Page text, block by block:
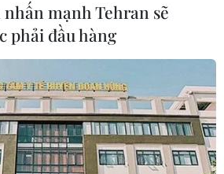
mạnh Tehran sẽ
phải đầu hàng